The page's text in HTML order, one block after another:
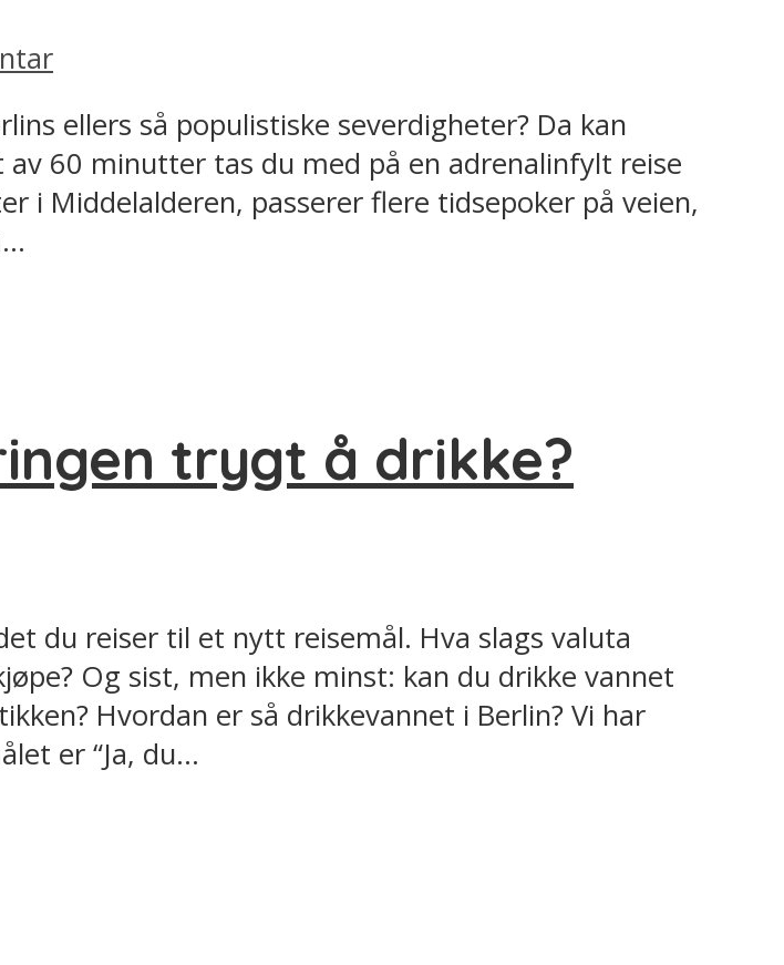
ellers så populistiske severdigheter? Da kan
60 minutter tas du med på en adrenalinfylt reise
i Middelalderen, passerer flere tidsepoker på veien,
trygt å drikke?
du reiser til et nytt reisemål. Hva slags valuta
Og sist, men ikke minst: kan du drikke vannet
Hvordan er så drikkevannet i Berlin? Vi har
er “Ja, du...